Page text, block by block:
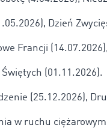
Dzień
Francji
(01.11.2026).
(25.12.2026),
w ruchu